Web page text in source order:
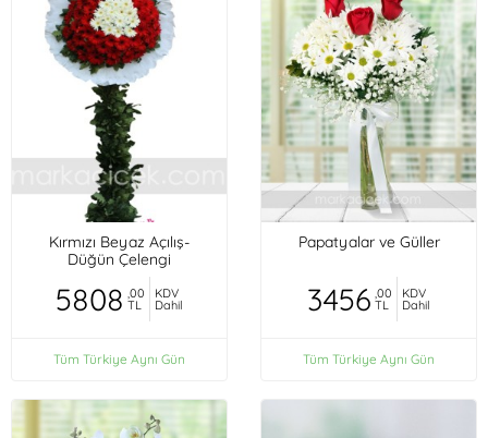
Kırmızı Beyaz Açılış-
Düğün Çelengi
5808 ,00
TL
KDV
Dahil
Tüm Türkiye Aynı Gün
Papatyalar ve Güller
3456 ,00
TL
KDV
Dahil
Tüm Türkiye Aynı Gün